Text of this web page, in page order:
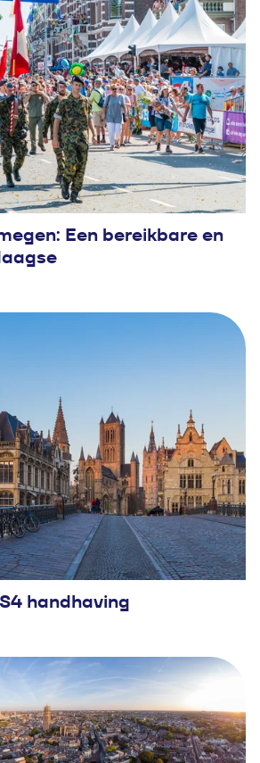
Een bereikbare en
handhaving